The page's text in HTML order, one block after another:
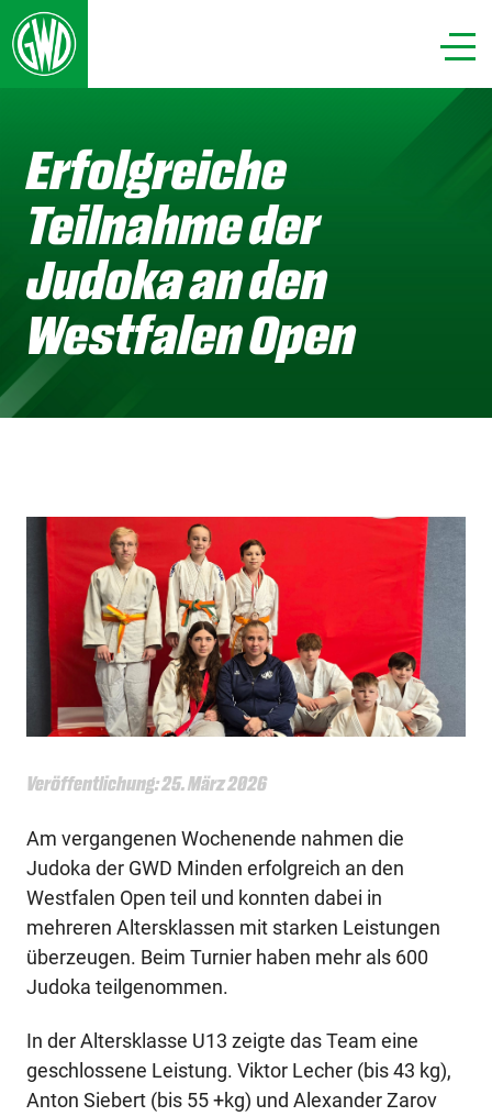
Erfolgreiche
Teilnahme der
Judoka an den
Westfalen Open
Veröffentlichung: 25. März 2026
Am vergangenen Wochenende nahmen die
Judoka der GWD Minden erfolgreich an den
Westfalen Open teil und konnten dabei in
mehreren Altersklassen mit starken Leistungen
überzeugen. Beim Turnier haben mehr als 600
Judoka teilgenommen.
In der Altersklasse U13 zeigte das Team eine
geschlossene Leistung. Viktor Lecher (bis 43 kg),
Anton Siebert (bis 55 +kg) und Alexander Zarov